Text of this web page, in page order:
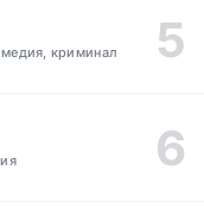
криминал